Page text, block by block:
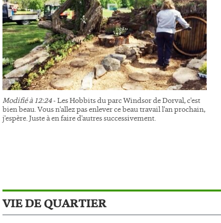
Modifié à 12:24- Les Hobbits du parc Windsor de Dorval, c'est
bien beau. Vous n'allez pas enlever ce beau travail l'an prochain,
j'espère. Juste à en faire d'autres successivement.
VIE DE QUARTIER